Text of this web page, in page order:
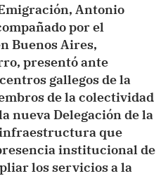
Antonio
por el
Buenos Aires,
presentó ante
gallegos de la
de la colectividad
nueva Delegación de la
que
institucional de
los servicios a la